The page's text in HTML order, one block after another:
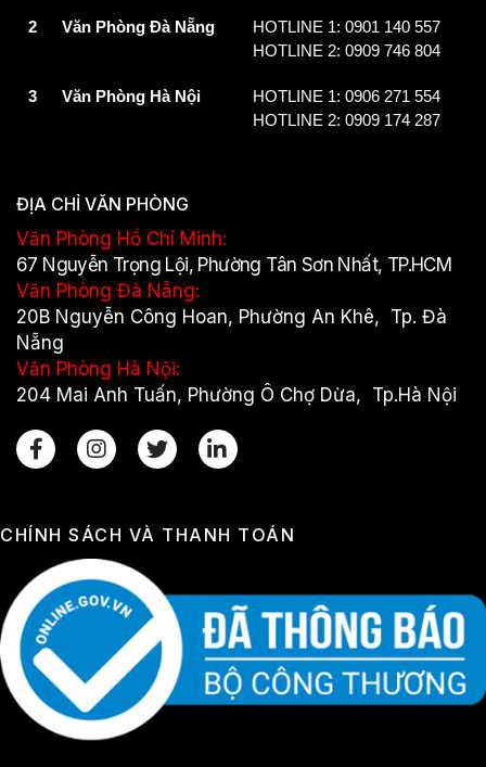
2 Văn Phòng Đà Nẵng
HOTLINE 1: 0901 140 557
HOTLINE 2: 0909 746 804
3 Văn Phòng Hà Nội
HOTLINE 1: 0906 271 554
HOTLINE 2: 0909 174 287
ĐỊA CHỈ VĂN PHÒNG
Văn Phòng Hồ Chí Minh:
67 Nguyễn Trọng Lội, Phường Tân Sơn Nhất, TP.HCM
Văn Phòng Đà Nẵng:
20B Nguyễn Công Hoan, Phường An Khê, Tp. Đà
Nẵng
Văn Phòng Hà Nội:
204 Mai Anh Tuấn, Phường Ô Chợ Dừa, Tp.Hà Nội
CHÍNH SÁCH VÀ THANH TOÁN